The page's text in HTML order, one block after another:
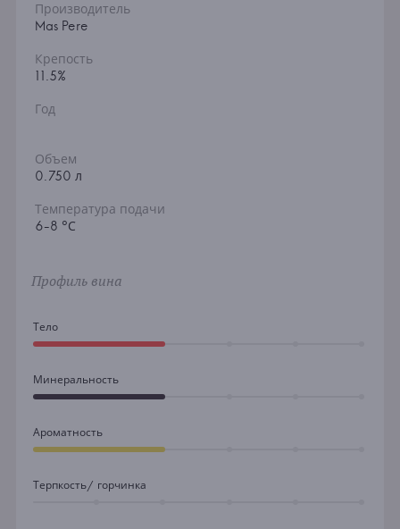
Производитель
Mas Pere
Крепость
11.5%
Год
Объем
0.750 л
Температура подачи
6-8 °С
Профиль вина
Тело
Минеральность
Ароматность
Терпкость/ горчинка